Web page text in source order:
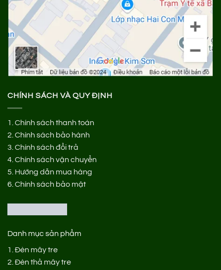
CHÍNH SÁCH VÀ QUY ĐỊNH
1. Chính sách thanh toán
2. Chính sách bảo hành
3. Chính sách đổi trả
4. Chính sách vận chuyển
5. Hướng dẫn mua hàng
6. Chính sách bảo mật
Danh mục sản phẩm
1. Đèn mây tre
2. Đèn thả mây tre